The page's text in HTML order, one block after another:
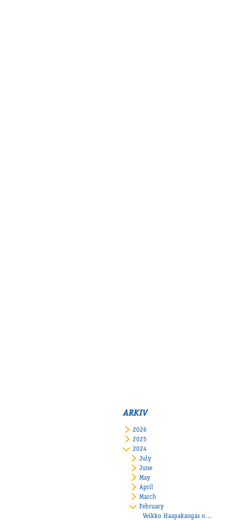
ARKIV
2026
2025
2024
July
June
May
April
March
February
Veikko Haapakangas om 3-årskullen hos Stall Denco